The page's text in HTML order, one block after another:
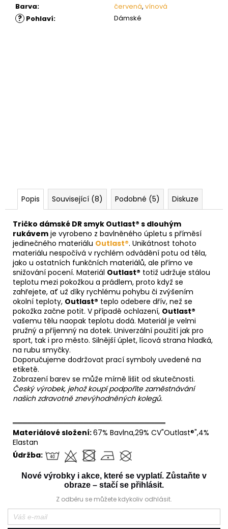
Barva: červená, vínová
? Pohlaví: Dámské
Popis Související (8) Podobné (5) Diskuze
Tričko dámské DR smyk Outlast® s dlouhým
rukávem je vyrobeno z bavlněného úpletu s příměsí
jedinečného materiálu Outlast®. Unikátnost tohoto
materiálu nespočívá v rychlém odvádění potu od těla,
jako u ostatních funkčních materiálů, ale přímo ve
snižování pocení. Materiál Outlast® totiž udržuje stálou
teplotu mezi pokožkou a prádlem, proto když se
zahřejete, ať už díky rychlému pohybu či zvýšením
okolní teploty, Outlast® teplo odebere dřív, než se
pokožka začne potit. V případě ochlazení, Outlast®
vašemu tělu naopak teplotu dodá. Materiál je velmi
pružný a příjemný na dotek. Univerzální použití jak pro
sport, tak i pro město. Silnější úplet, lícová strana hladká,
na rubu smyčky.
Doporučujeme dodržovat prací symboly uvedené na
etiketě.
Zobrazení barev se může mírně lišit od skutečnosti.
Český výrobek, jehož koupí podpoříte zaměstnávání
našich zdravotně znevýhodněných kolegů.
══════════════════════════════
Materiálové složení:67% Bavlna,29% CV"Outlast®",4%
Elastan
Údržba:
Nové výrobky i akce, které se vyplatí. Zůstaňte v
obraze – stačí se přihlásit.
Z odběru se můžete kdykoliv odhlásit.